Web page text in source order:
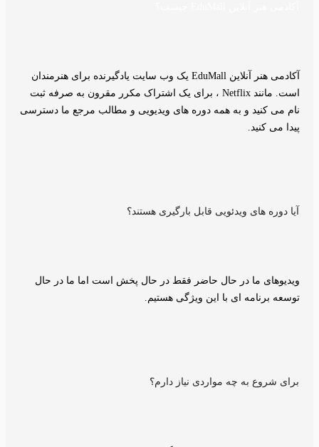
آکادمی هنر آنلاین EduMall یک وب سایت یادگیرنده برای هنرمندان
است. مانند Netflix ، برای یک اشتراک مکرر مقرون به صرفه ثبت
نام می کنید و به همه دوره های ویدیویی و مطالب مرجع ما دسترسی
پیدا می کنید.
آیا دوره های ویدئویی قابل بارگیری هستند؟
ویدیوهای ما در حال حاضر فقط در حال پخش است اما ما در حال
توسعه برنامه ای با این ویژگی هستیم.
برای شروع به چه مواردی نیاز دارم؟